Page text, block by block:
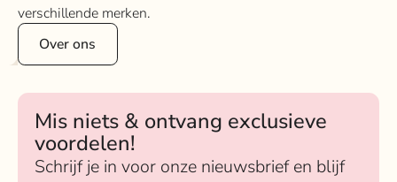
verschillende merken.
Over ons
Mis niets & ontvang exclusieve
voordelen!
Schrijf je in voor onze nieuwsbrief en blijf